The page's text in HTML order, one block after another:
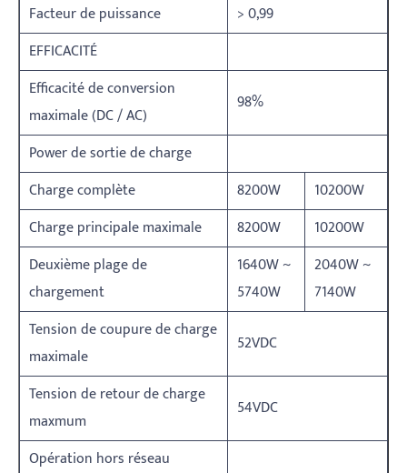
Facteur de puissance
> 0,99
EFFICACITÉ
Efficacité de conversion
maximale (DC / AC)
98%
Power de sortie de charge
Charge complète
8200W
10200W
Charge principale maximale
8200W
10200W
Deuxième plage de
chargement
1640W ~
5740W
2040W ~
7140W
Tension de coupure de charge
maximale
52VDC
Tension de retour de charge
maxmum
54VDC
Opération hors réseau